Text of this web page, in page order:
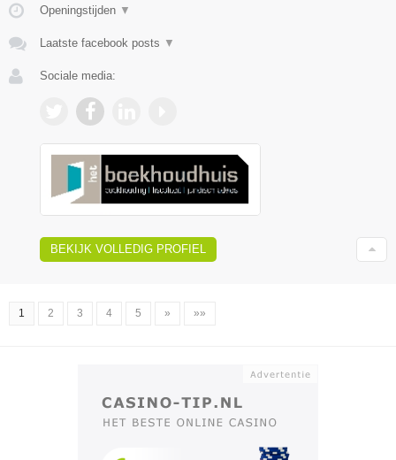
Openingstijden ▼
Laatste facebook posts ▼
Sociale media:
BEKIJK VOLLEDIG PROFIEL
1 2 3 4 5 » »»